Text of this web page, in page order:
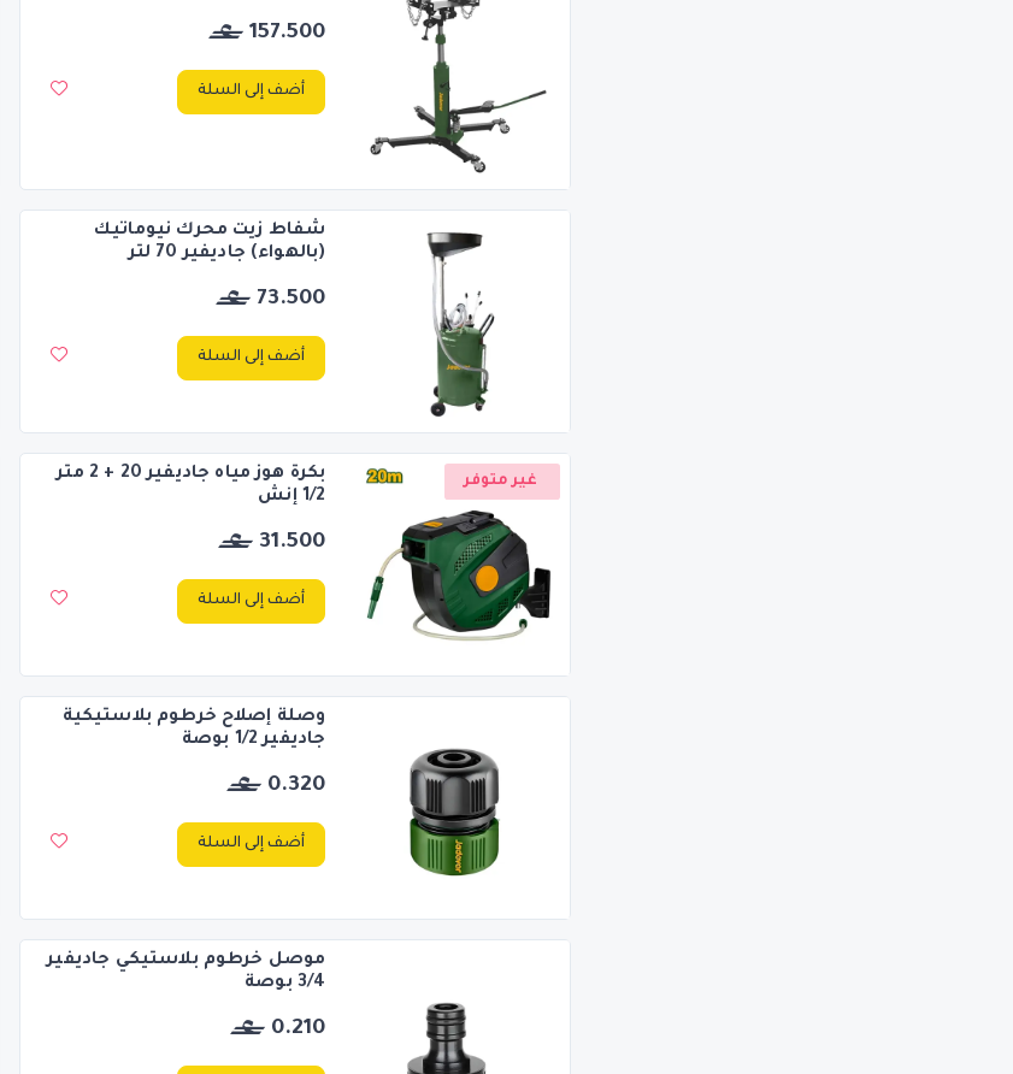
157.500
أضف إلى السلة
شفاط زيت محرك نيوماتيك
(بالهواء) جاديفير 70 لتر
73.500
أضف إلى السلة
غير متوفر
بكرة هوز مياه جاديفير 20 + 2 متر
1/2 إنش
31.500
أضف إلى السلة
وصلة إصلاح خرطوم بلاستيكية
جاديفير 1/2 بوصة
0.320
أضف إلى السلة
موصل خرطوم بلاستيكي جاديفير
3/4 بوصة
0.210